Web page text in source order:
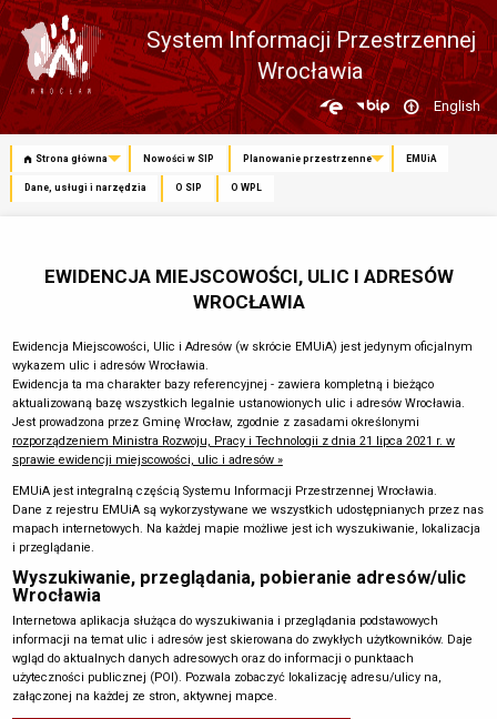
System Informacji Przestrzennej
Wrocławia
Zmień
język
English
Strona główna Nowości w SIP Planowanie przestrzenne EMUiA
Dane, usługi i narzędzia O SIP O WPL
EWIDENCJA MIEJSCOWOŚCI, ULIC I ADRESÓW
WROCŁAWIA
Ewidencja Miejscowości, Ulic i Adresów (w skrócie EMUiA) jest jedynym oficjalnym
wykazem ulic i adresów Wrocławia.
Ewidencja ta ma charakter bazy referencyjnej - zawiera kompletną i bieżąco
aktualizowaną bazę wszystkich legalnie ustanowionych ulic i adresów Wrocławia.
Jest prowadzona przez Gminę Wrocław, zgodnie z zasadami określonymi
rozporządzeniem Ministra Rozwoju, Pracy i Technologii z dnia 21 lipca 2021 r. w
sprawie ewidencji miejscowości, ulic i adresów »
EMUiA jest integralną częścią Systemu Informacji Przestrzennej Wrocławia.
Dane z rejestru EMUiA są wykorzystywane we wszystkich udostępnianych przez nas
mapach internetowych. Na każdej mapie możliwe jest ich wyszukiwanie, lokalizacja
i przeglądanie.
Wyszukiwanie, przeglądania, pobieranie adresów/ulic
Wrocławia
Internetowa aplikacja służąca do wyszukiwania i przeglądania podstawowych
informacji na temat ulic i adresów jest skierowana do zwykłych użytkowników. Daje
wgląd do aktualnych danych adresowych oraz do informacji o punktaach
użyteczności publicznej (POI). Pozwala zobaczyć lokalizację adresu/ulicy na,
załączonej na każdej ze stron, aktywnej mapce.